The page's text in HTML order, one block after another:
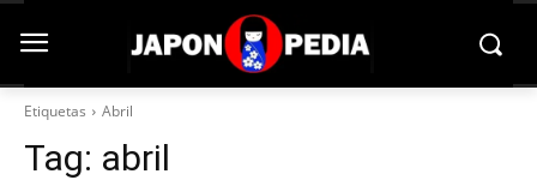
Etiquetas Abril
Tag: abril